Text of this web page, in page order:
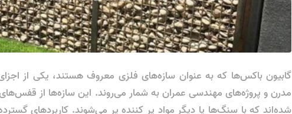
گابیون باکس‌ها که به عنوان سازه‌های فلزی معروف هستند، یکی از
مدرن و پروژه‌های مهندسی عمران به شمار می‌روند. این سازه‌ها از
شده‌اند که با سنگ‌ها یا دیگر مواد پر کننده پر می‌شوند. کاربردهای